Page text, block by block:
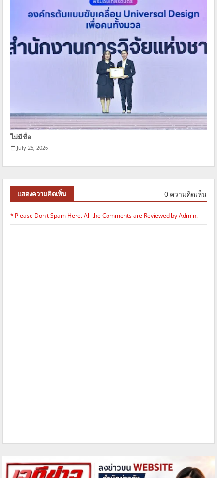
ไม่มีชื่อ
July 26, 2026
แสดงความคิดเห็น 0 ความคิดเห็น
* Please Don't Spam Here. All the Comments are Reviewed by Admin.